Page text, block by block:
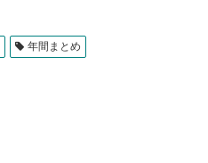
年間まとめ